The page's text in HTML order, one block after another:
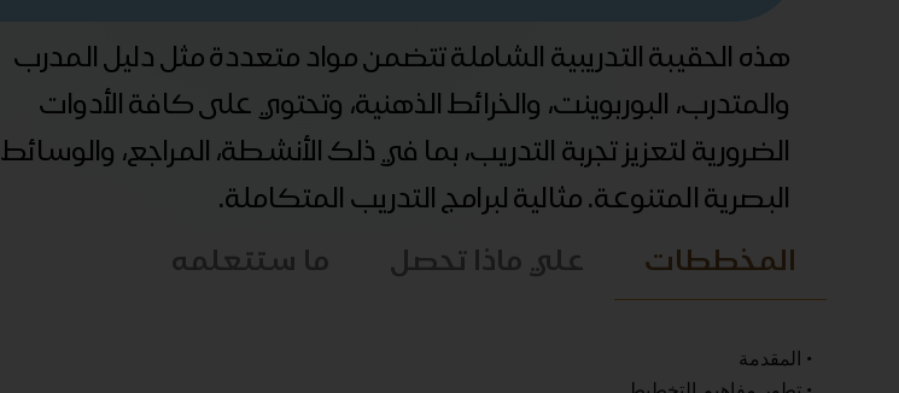
هذه الحقيبة التدريبية الشاملة تتضمن مواد متعددة مثل دليل المدرب
والمتدرب، البوربوينت، والخرائط الذهنية، وتحتوي على كافة الأدوات
الضرورية لتعزيز تجربة التدريب، بما في ذلك الأنشطة، المراجع، والوسائط
البصرية المتنوعة. مثالية لبرامج التدريب المتكاملة.
المخططات علي ماذا تحصل ما ستتعلمه
• المقدمة